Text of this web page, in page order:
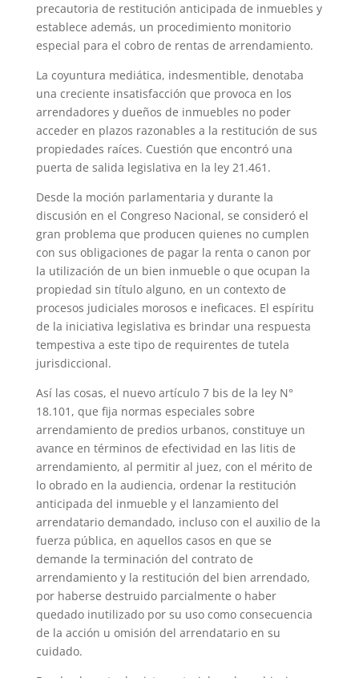
precautoria de restitución anticipada de inmuebles y
establece además, un procedimiento monitorio
especial para el cobro de rentas de arrendamiento.
La coyuntura mediática, indesmentible, denotaba
una creciente insatisfacción que provoca en los
arrendadores y dueños de inmuebles no poder
acceder en plazos razonables a la restitución de sus
propiedades raíces. Cuestión que encontró una
puerta de salida legislativa en la ley 21.461.
Desde la moción parlamentaria y durante la
discusión en el Congreso Nacional, se consideró el
gran problema que producen quienes no cumplen
con sus obligaciones de pagar la renta o canon por
la utilización de un bien inmueble o que ocupan la
propiedad sin título alguno, en un contexto de
procesos judiciales morosos e ineficaces. El espíritu
de la iniciativa legislativa es brindar una respuesta
tempestiva a este tipo de requirentes de tutela
jurisdiccional.
Así las cosas, el nuevo artículo 7 bis de la ley N°
18.101, que fija normas especiales sobre
arrendamiento de predios urbanos, constituye un
avance en términos de efectividad en las litis de
arrendamiento, al permitir al juez, con el mérito de
lo obrado en la audiencia, ordenar la restitución
anticipada del inmueble y el lanzamiento del
arrendatario demandado, incluso con el auxilio de la
fuerza pública, en aquellos casos en que se
demande la terminación del contrato de
arrendamiento y la restitución del bien arrendado,
por haberse destruido parcialmente o haber
quedado inutilizado por su uso como consecuencia
de la acción u omisión del arrendatario en su
cuidado.